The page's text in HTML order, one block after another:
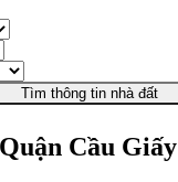
Tìm thông tin nhà đất
Cầu Giấy